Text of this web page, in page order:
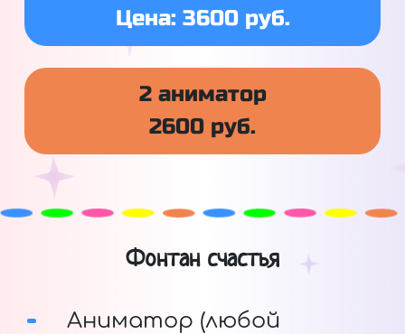
Цена: 3600 руб.
2 аниматор
2600 руб.
Фонтан счастья
Аниматор (любой